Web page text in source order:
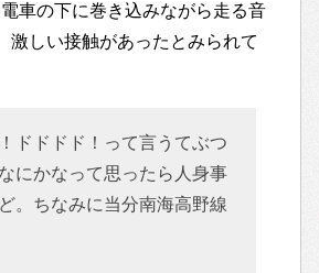
車の下に巻き込みながら走る音
激しい接触があったとみられて
ドドドド！って言うてぶつ
にかなって思ったら人身事
。ちなみに当分南海高野線